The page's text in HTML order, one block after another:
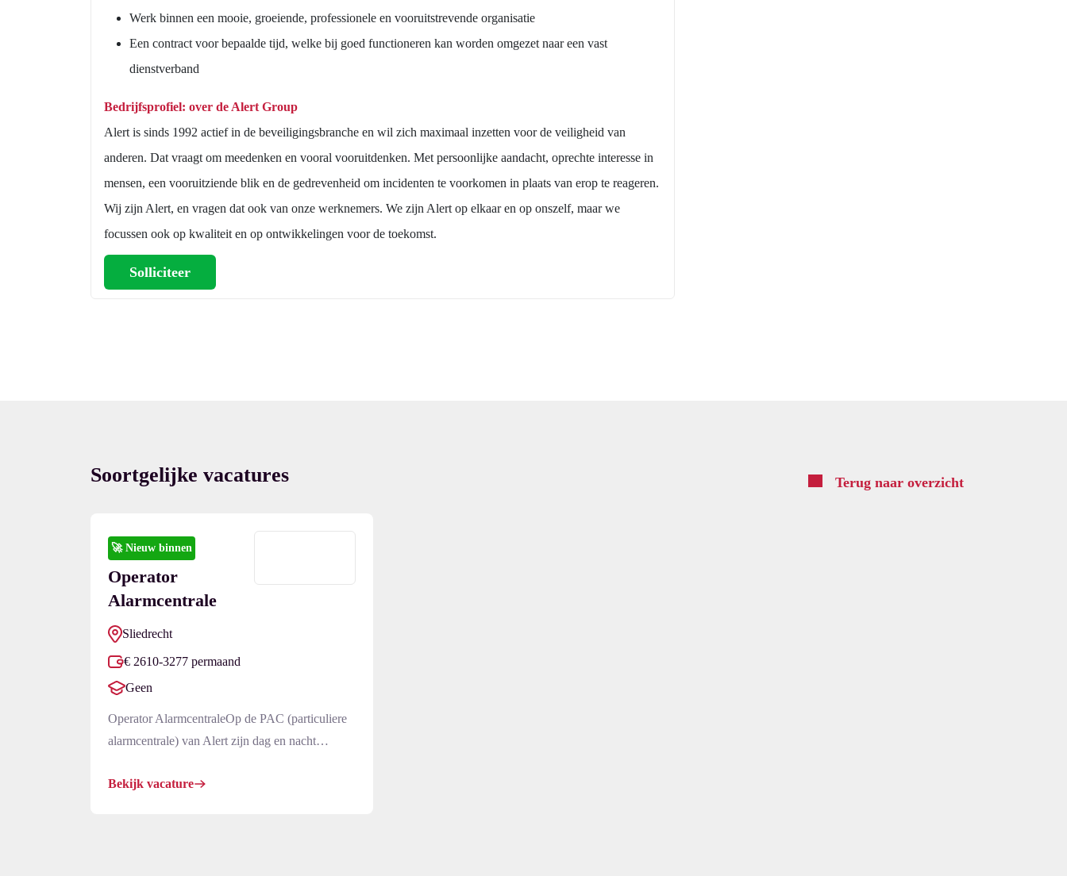
Werk binnen een mooie, groeiende, professionele en vooruitstrevende organisatie
Een contract voor bepaalde tijd, welke bij goed functioneren kan worden omgezet naar een vast
dienstverband
Bedrijfsprofiel: over de Alert Group
Alert is sinds 1992 actief in de beveiligingsbranche en wil zich maximaal inzetten voor de veiligheid van
anderen. Dat vraagt om meedenken en vooral vooruitdenken. Met persoonlijke aandacht, oprechte interesse in
mensen, een vooruitziende blik en de gedrevenheid om incidenten te voorkomen in plaats van erop te reageren.
Wij zijn Alert, en vragen dat ook van onze werknemers. We zijn Alert op elkaar en op onszelf, maar we
focussen ook op kwaliteit en op ontwikkelingen voor de toekomst.
Solliciteer
Soortgelijke vacatures Terug naar overzicht
🚀Nieuw binnen
Operator
Alarmcentrale
Sliedrecht
€ 2610-3277 permaand
Geen
Operator AlarmcentraleOp de PAC (particuliere
alarmcentrale) van Alert zijn dag en nacht
samenwerking met de mobiele surveillance- en
Bekijk vacature